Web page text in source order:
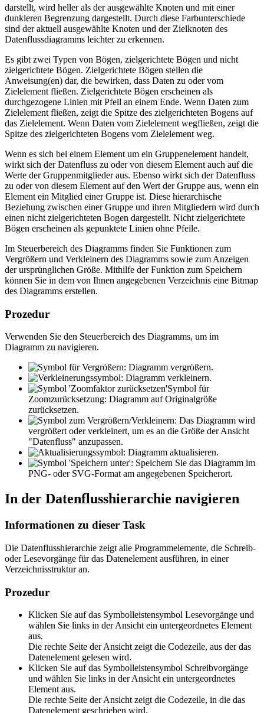
darstellt, wird heller als der ausgewählte Knoten und mit einer
dunkleren Begrenzung dargestellt. Durch diese Farbunterschiede
sind der aktuell ausgewählte Knoten und der Zielknoten des
Datenflussdiagramms leichter zu erkennen.
Es gibt zwei Typen von Bögen, zielgerichtete Bögen und nicht
zielgerichtete Bögen. Zielgerichtete Bögen stellen die
Anweisung(en) dar, die bewirken, dass Daten zu oder vom
Zielelement fließen. Zielgerichtete Bögen erscheinen als
durchgezogene Linien mit Pfeil an einem Ende. Wenn Daten zum
Zielelement fließen, zeigt die Spitze des zielgerichteten Bogens auf
das Zielelement. Wenn Daten vom Zielelement wegfließen, zeigt die
Spitze des zielgerichteten Bogens vom Zielelement weg.
Wenn es sich bei einem Element um ein Gruppenelement handelt,
wirkt sich der Datenfluss zu oder von diesem Element auch auf die
Werte der Gruppenmitglieder aus. Ebenso wirkt sich der Datenfluss
zu oder von diesem Element auf den Wert der Gruppe aus, wenn ein
Element ein Mitglied einer Gruppe ist. Diese hierarchische
Beziehung zwischen einer Gruppe und ihren Mitgliedern wird durch
einen nicht zielgerichteten Bogen dargestellt. Nicht zielgerichtete
Bögen erscheinen als gepunktete Linien ohne Pfeile.
Im Steuerbereich des Diagramms finden Sie Funktionen zum
Vergrößern und Verkleinern des Diagramms sowie zum Anzeigen
der ursprünglichen Größe. Mithilfe der Funktion zum Speichern
können Sie in dem von Ihnen angegebenen Verzeichnis eine Bitmap
des Diagramms erstellen.
Prozedur
Verwenden Sie den Steuerbereich des Diagramms, um im
Diagramm zu navigieren.
: Diagramm vergrößern.
: Diagramm verkleinern.
Symbol für
Zoomzurücksetzung: Diagramm auf Originalgröße
zurücksetzen.
: Das Diagramm wird
vergrößert oder verkleinert, um es an die Größe der Ansicht
"Datenfluss" anzupassen.
: Diagramm aktualisieren.
: Speichern Sie das Diagramm im
PNG- oder SVG-Format am angegebenen Speicherort.
In der Datenflusshierarchie navigieren
Informationen zu dieser Task
Die Datenflusshierarchie zeigt alle Programmelemente, die Schreib-
oder Lesevorgänge für das Datenelement ausführen, in einer
Verzeichnisstruktur an.
Prozedur
Klicken Sie auf das Symbolleistensymbol Lesevorgänge und
wählen Sie links in der Ansicht ein untergeordnetes Element
aus.
Die rechte Seite der Ansicht zeigt die Codezeile, aus der das
Datenelement gelesen wird.
Klicken Sie auf das Symbolleistensymbol Schreibvorgänge
und wählen Sie links in der Ansicht ein untergeordnetes
Element aus.
Die rechte Seite der Ansicht zeigt die Codezeile, in die das
Datenelement geschrieben wird.